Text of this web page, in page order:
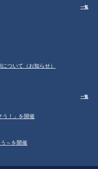
一覧
ついて（お知らせ）
一覧
う！」を開催
～を開催